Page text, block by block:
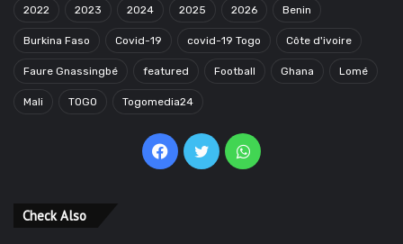
2022 2023 2024 2025 2026 Benin
Burkina Faso Covid-19 covid-19 Togo Côte d'ivoire
Faure Gnassingbé featured Football Ghana Lomé
Mali TOGO Togomedia24
Facebook
TwitterWhatsApp
Check Also